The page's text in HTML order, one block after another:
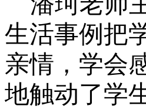
生活事例把
亲情，学会
地触动了学